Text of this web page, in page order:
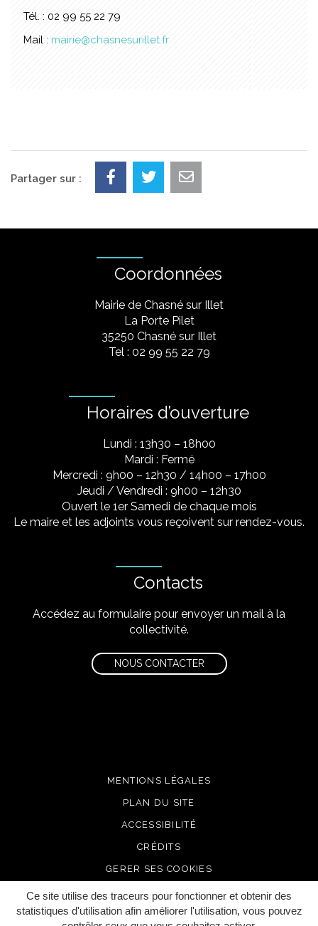
Ce site utilise des traceurs pour fonctionner et obtenir des
statistiques d'utilisation afin améliorer l'utilisation, vous pouvez
Tél. : 02 99 55 22 79
Mail : mairie@chasnesurillet.fr
Partager sur :
Coordonnées
Mairie de Chasné sur Illet
La Porte Pilet
35250 Chasné sur Illet
Tel : 02 99 55 22 79
Horaires d’ouverture
Lundi : 13h30 – 18h00
Mardi : Fermé
Mercredi : 9h00 – 12h30 / 14h00 – 17h00
Jeudi / Vendredi : 9h00 – 12h30
Ouvert le 1er Samedi de chaque mois
Le maire et les adjoints vous reçoivent sur rendez-vous.
Contacts
Accédez au formulaire pour envoyer un mail à la
collectivité.
NOUS CONTACTER
MENTIONS LÉGALES
PLAN DU SITE
ACCESSIBILITÉ
CRÉDITS
GERER SES COOKIES